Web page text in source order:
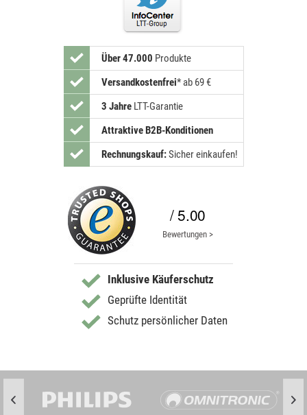
Über 47.000 Produkte
Versandkostenfrei* ab 69 €
3 JahreLTT-Garantie
Attraktive B2B-Konditionen
Rechnungskauf:Sicher einkaufen!
/ 5.00
Bewertungen >
Inklusive Käuferschutz
Geprüfte Identität
Schutz persönlicher Daten